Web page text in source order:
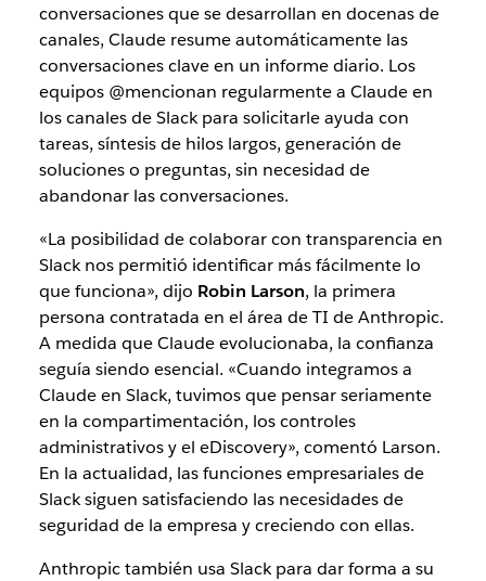
conversaciones que se desarrollan en docenas de
canales, Claude resume automáticamente las
conversaciones clave en un informe diario. Los
equipos @mencionan regularmente a Claude en
los canales de Slack para solicitarle ayuda con
tareas, síntesis de hilos largos, generación de
soluciones o preguntas, sin necesidad de
abandonar las conversaciones.
«La posibilidad de colaborar con transparencia en
Slack nos permitió identificar más fácilmente lo
que funciona», dijo Robin Larson, la primera
persona contratada en el área de TI de Anthropic.
A medida que Claude evolucionaba, la confianza
seguía siendo esencial. «Cuando integramos a
Claude en Slack, tuvimos que pensar seriamente
en la compartimentación, los controles
administrativos y el eDiscovery», comentó Larson.
En la actualidad, las funciones empresariales de
Slack siguen satisfaciendo las necesidades de
seguridad de la empresa y creciendo con ellas.
Anthropic también usa Slack para dar forma a su